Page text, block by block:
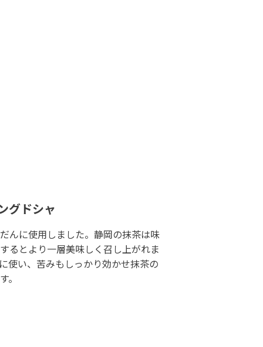
グドシャ
んに使用しました。静岡の抹茶は味
るとより一層美味しく召し上がれま
使い、苦みもしっかり効かせ抹茶の
。